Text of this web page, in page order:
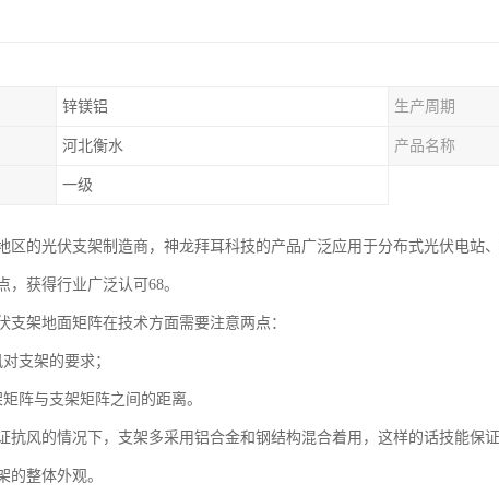
锌镁铝 生产周期
河北衡水 产品名称
一级
区的光伏支架制造商，神龙拜耳科技的产品广泛应用于分布式光伏电站
，获得行业广泛认可68。
支架地面矩阵在技术方面需要注意两点：
支架的要求；
阵与支架矩阵之间的距离。
抗风的情况下，支架多采用铝合金和钢结构混合着用，这样的话技能保
的整体外观。